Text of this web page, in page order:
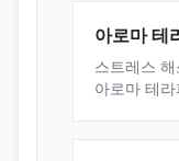
아로마 테
스트레스
아로마 테